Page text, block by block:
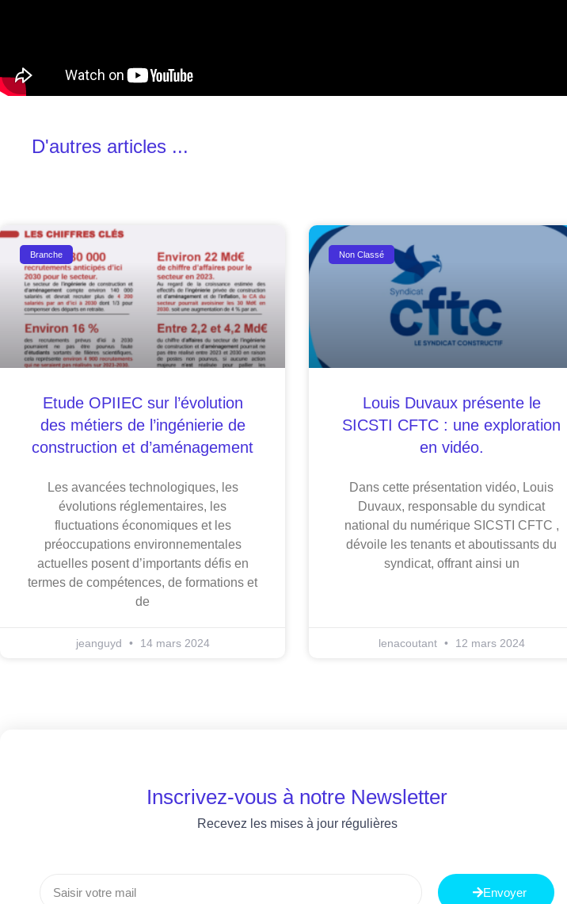
D'autres articles ...
Branche
Etude OPIIEC sur l’évolution
des métiers de l’ingénierie de
construction et d’aménagement
Les avancées technologiques, les
évolutions réglementaires, les
fluctuations économiques et les
préoccupations environnementales
actuelles posent d’importants défis en
termes de compétences, de formations et
de
jeanguyd 14 mars 2024
Non Classé
Louis Duvaux présente le
SICSTI CFTC : une exploration
en vidéo.
Dans cette présentation vidéo, Louis
Duvaux, responsable du syndicat
national du numérique SICSTI CFTC ,
dévoile les tenants et aboutissants du
syndicat, offrant ainsi un
lenacoutant 12 mars 2024
Inscrivez-vous à notre Newsletter
Recevez les mises à jour régulières
Envoyer